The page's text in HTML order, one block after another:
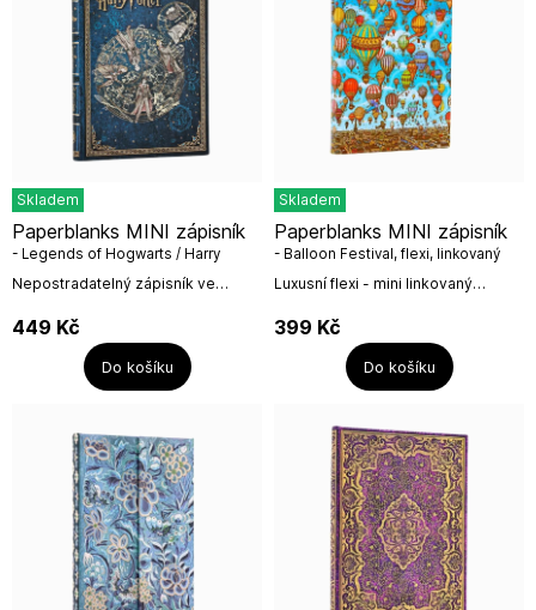
Skladem
Nepostradatelný zápisník ve
legendami z Bradavic.Rozměr: 9,5
x 14 x 1,5 cmBradavická škola čar
Paperblanks MINI zápisník
- Legends of Hogwarts / Harry
Potter, linkovaný
449 Kč
Do košíku
Skladem
Luxusní flexi - mini linkovaný
irské firmy Paperblanks.Původní
obrázek, který jsme zde...
Paperblanks MINI zápisník
- Balloon Festival, flexi, linkovaný
399 Kč
Do košíku